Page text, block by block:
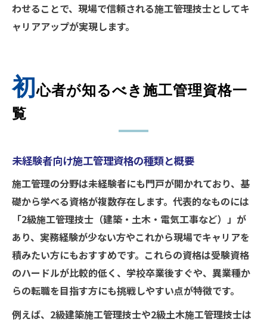
わせることで、現場で信頼される施工管理技士としてキ
ャリアアップが実現します。
初心者が知るべき施工管理資格一
覧
未経験者向け施工管理資格の種類と概要
施工管理の分野は未経験者にも門戸が開かれており、基
礎から学べる資格が複数存在します。代表的なものには
「2級施工管理技士（建築・土木・電気工事など）」が
あり、実務経験が少ない方やこれから現場でキャリアを
積みたい方にもおすすめです。これらの資格は受験資格
のハードルが比較的低く、学校卒業後すぐや、異業種か
らの転職を目指す方にも挑戦しやすい点が特徴です。
例えば、2級建築施工管理技士や2級土木施工管理技士は